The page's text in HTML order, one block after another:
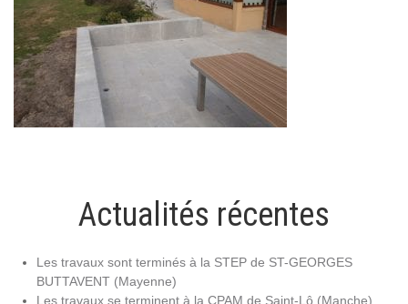
Actualités récentes
Les travaux sont terminés à la STEP de ST-GEORGES
BUTTAVENT (Mayenne)
Les travaux se terminent à la CPAM de Saint-Lô (Manche)